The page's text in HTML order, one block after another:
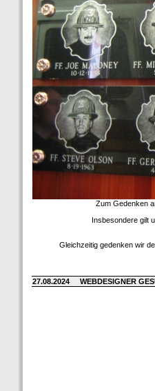
Zum Gedenken
Insbesondere gilt
Gleichzeitig gedenken wir
27.08.2024 WEBDESIGNER